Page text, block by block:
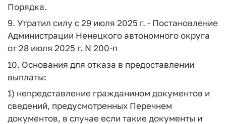
Порядка.
9. Утратил силу с 29 июля 2025 г. - Постановление
Администрации Ненецкого автономного округа
от 28 июля 2025 г. N 200-п
10. Основания для отказа в предоставлении
выплаты:
1) непредставление гражданином документов и
сведений, предусмотренных Перечнем
документов, в случае если такие документы и